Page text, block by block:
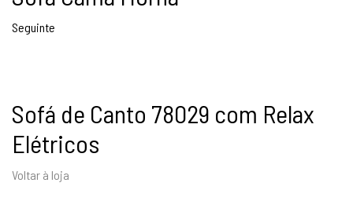
Seguinte
Sofá de Canto 78029 com Relax
Elétricos
Voltar à loja